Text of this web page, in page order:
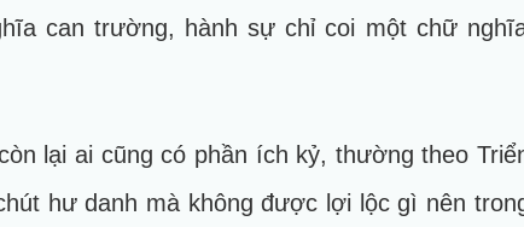
can trường, hành sự chỉ coi một chữ
lại ai cũng có phần ích kỷ, thường theo
hư danh mà không được lợi lộc gì nên